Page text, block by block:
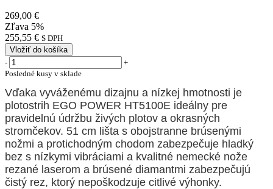
269,00 €
Zľava 5%
255,55 € S DPH
Vložiť do košíka
-
+
Posledné kusy v sklade
Vďaka vyváženému dizajnu a nízkej hmotnosti je
plotostrih EGO POWER HT5100E ideálny pre
pravidelnú údržbu živých plotov a okrasných
stromčekov. 51 cm lišta s obojstranne brúsenými
nožmi a protichodným chodom zabezpečuje hladký
bez s nízkymi vibráciami a kvalitné nemecké nože
rezané laserom a brúsené diamantmi zabezpečujú
čistý rez, ktorý nepoškodzuje citlivé výhonky.